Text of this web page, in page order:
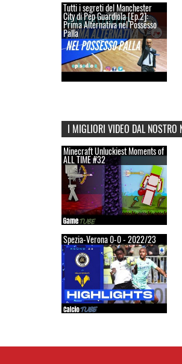
Tutti i segreti del Manchester
City di Pep Guardiola [Ep.2]:
Prima Alternativa nel Possesso
Palla
I MIGLIORI VIDEO DAL NOSTRO
Minecraft Unluckiest Moments of
ALL TIME #32
Spezia-Verona 0-0 - 2022/23